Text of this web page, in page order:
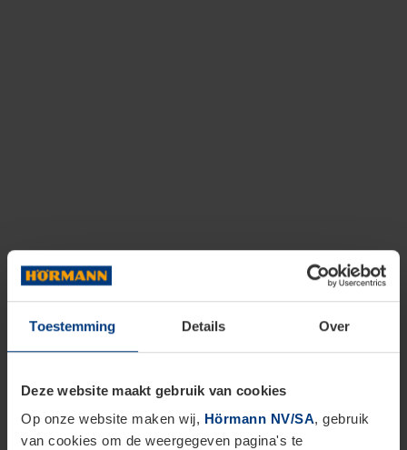
Toestemming Details Over
Deze website maakt gebruik van cookies
Op onze website maken wij, Hörmann NV/SA, gebruik
van cookies om de weergegeven pagina's te